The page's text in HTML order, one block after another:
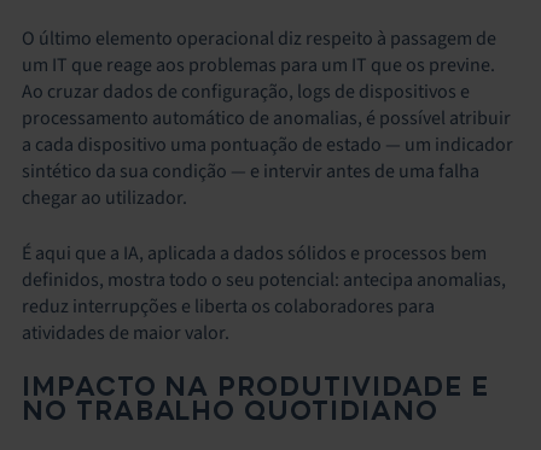
O último elemento operacional diz respeito à passagem de
um IT que reage aos problemas para um IT que os previne.
Ao cruzar dados de configuração, logs de dispositivos e
processamento automático de anomalias, é possível atribuir
a cada dispositivo uma pontuação de estado — um indicador
sintético da sua condição — e intervir antes de uma falha
chegar ao utilizador.
É aqui que a IA, aplicada a dados sólidos e processos bem
definidos, mostra todo o seu potencial: antecipa anomalias,
reduz interrupções e liberta os colaboradores para
atividades de maior valor.
IMPACTO NA PRODUTIVIDADE E
NO TRABALHO QUOTIDIANO